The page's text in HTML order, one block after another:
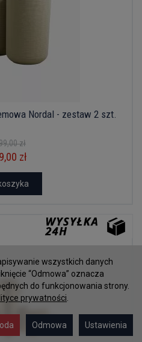
Nordal - zestaw 2 szt.
zł
zł
wszystkich danych
“Odmowa” oznacza
do funkcjonowania strony.
prywatności
Ustawienia
Odmowa